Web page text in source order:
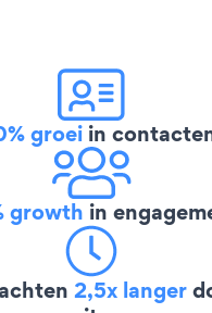
groei in
growth in
2,5x langer